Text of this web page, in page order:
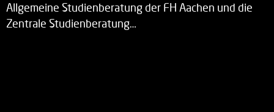
Allgemeine Studienberatung der FH Aachen und die
Zentrale Studienberatung…